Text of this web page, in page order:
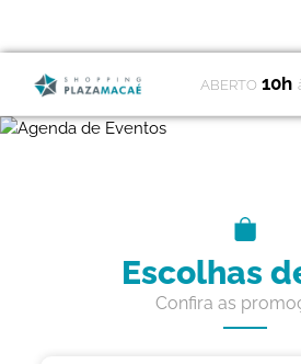
ABERTO 10h
Escolhas
Confira as